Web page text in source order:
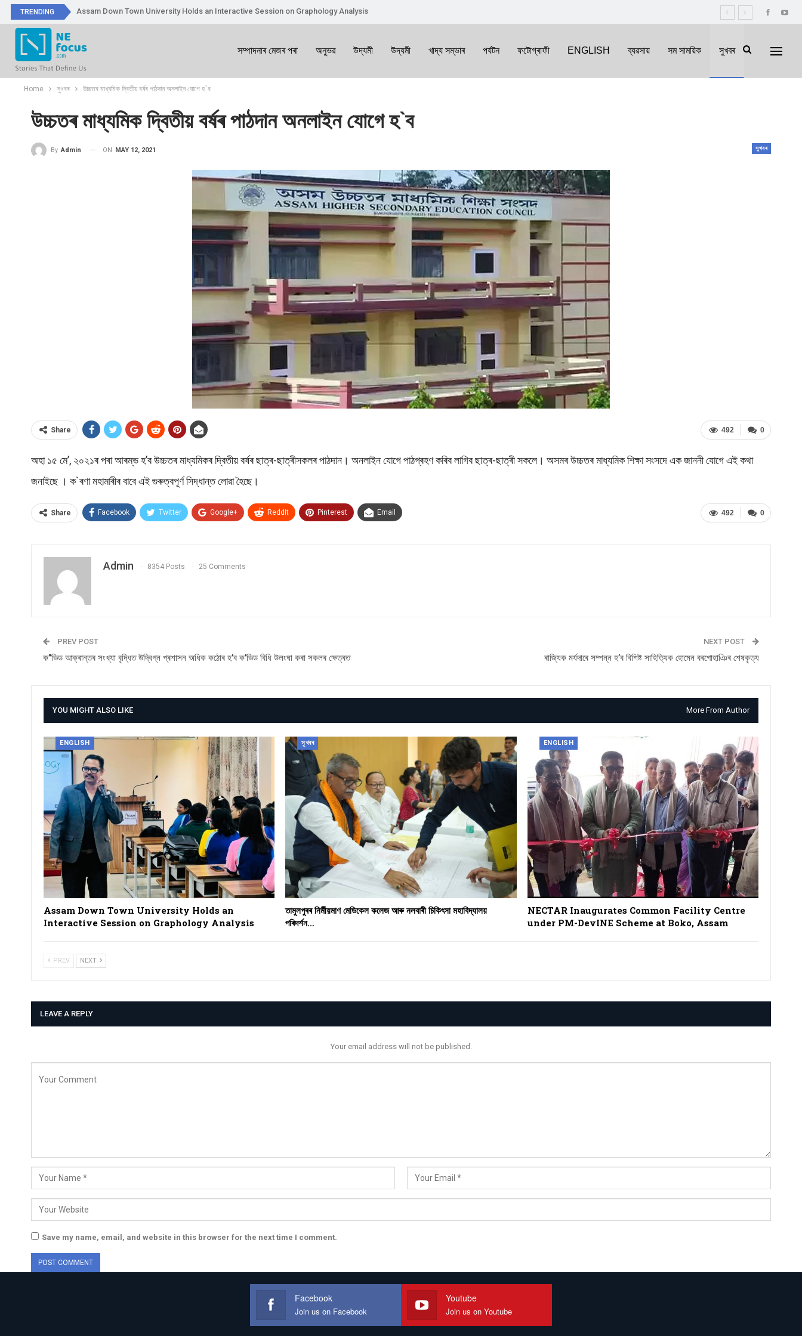
TRENDING Assam Down Town University Holds an Interactive Session on Graphology Analysis
সম্পাদনাৰ মেজৰ পৰা অনুভৱ উদ্যমী উদ্যমী খাদ্য সম্ভাৰ পৰ্যটন ফটোগ্ৰাফী ENGLISH ব্যৱসায় সম সাময়িক সুখবৰ
Home সুখবৰ উচ্চতৰ মাধ্যমিক দ্বিতীয় বৰ্ষৰ পাঠদান অনলাইন যোগে হ`ব
উচ্চতৰ মাধ্যমিক দ্বিতীয় বৰ্ষৰ পাঠদান অনলাইন যোগে হ`ব
সুখবৰ
By Admin ON MAY 12, 2021
0
492
Share
অহা ১৫ মে’, ২০২১ৰ‌ পৰা আৰম্ভ হ’ব উচ্চতৰ মাধ্যমিকৰ দ্বিতীয় বৰ্ষৰ ছাত্ৰ-ছাত্ৰীসকলৰ পাঠদান। অনলাইন যোগে পাঠগ্ৰহণ কৰিব লাগিব ছাত্ৰ-ছাত্ৰী সকলে। অসমৰ উচ্চতৰ মাধ্যমিক শিক্ষা সংসদে এক জাননী যোগে এই কথা
জনাইছে । ক`ৰণা মহামাৰীৰ বাবে এই গুৰুত্বপূৰ্ণ সিদ্ধান্ত লোৱা হৈছে।
0
492
Share Facebook Twitter Google+ ReddIt Pinterest Email
Admin 8354 Posts 25 Comments
PREV POST
ক’’ভিড আক্ৰান্তৰ সংখ্যা বৃদ্ধিত উদ্বিগ্ন প্ৰশাসন অধিক কঠোৰ হ’ব ক’ভিড বিধি উলংঘা কৰা সকলৰ ক্ষেত্ৰত
NEXT POST
ৰাজ্যিক মৰ্যদাৰে সম্পন্ন হ’ব বিশিষ্ট সাহিত্যিক হোমেন বৰগোহাঞিৰ শেষকৃত্য
YOU MIGHT ALSO LIKE More From Author
ENGLISH
Assam Down Town University Holds an
Interactive Session on Graphology Analysis
সুখবৰ
তামুলপুৰৰ নিৰ্মীয়মাণ মেডিকেল কলেজ আৰু নলবাৰী চিকিৎসা মহাবিদ্যালয়
পৰিদৰ্শন…
ENGLISH
NECTAR Inaugurates Common Facility Centre
under PM-DevINE Scheme at Boko, Assam
PREV NEXT
LEAVE A REPLY
Your email address will not be published.
Save my name, email, and website in this browser for the next time I comment.
Facebook
Join us on Facebook
Youtube
Join us on Youtube